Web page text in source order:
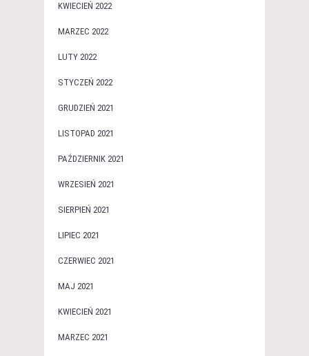
KWIECIEŃ 2022
MARZEC 2022
LUTY 2022
STYCZEŃ 2022
GRUDZIEŃ 2021
LISTOPAD 2021
PAŹDZIERNIK 2021
WRZESIEŃ 2021
SIERPIEŃ 2021
LIPIEC 2021
CZERWIEC 2021
MAJ 2021
KWIECIEŃ 2021
MARZEC 2021